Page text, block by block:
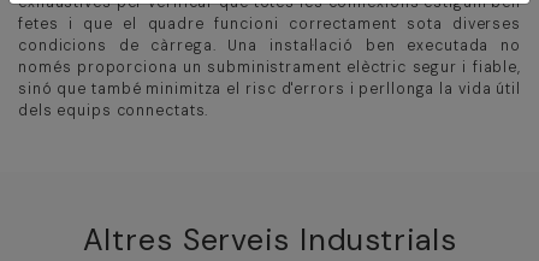
fetes i que el quadre funcioni correctament sota diverses
condicions de càrrega. Una instal·lació ben executada no
només proporciona un subministrament elèctric segur i fiable,
sinó que també minimitza el risc d'errors i perllonga la vida útil
dels equips connectats.
Altres Serveis Industrials